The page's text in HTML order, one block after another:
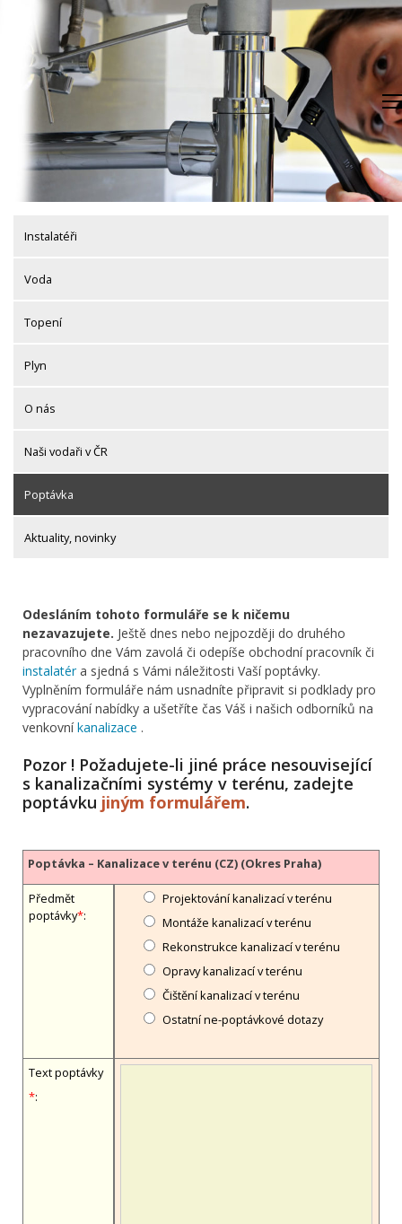
content
Instalatéři
Voda
Topení
Plyn
O nás
Naši vodaři v ČR
Poptávka
Aktuality, novinky
Odesláním tohoto formuláře se k ničemu
nezavazujete. Ještě dnes nebo nejpozději do druhého
pracovního dne Vám zavolá či odepíše obchodní pracovník či
instalatéra sjedná s Vámi náležitosti Vaší poptávky.
Vyplněním formuláře nám usnadníte připravit si podklady pro
vypracování nabídky a ušetříte čas Váš i našich odborníků na
venkovníkanalizace .
Pozor ! Požadujete-li jiné práce nesouvisející
s kanalizačními systémy v terénu, zadejte
poptávku jiným formulářem.
Poptávka – Kanalizace v terénu (CZ) (Okres Praha)
Předmět
poptávky*:
Projektování kanalizací v terénu
Montáže kanalizací v terénu
Rekonstrukce kanalizací v terénu
Opravy kanalizací v terénu
Čištění kanalizací v terénu
Ostatní ne-poptávkové dotazy
Text poptávky
*: